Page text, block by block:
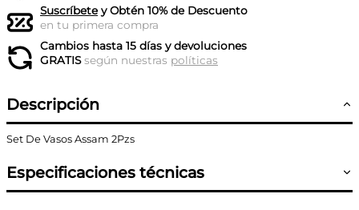
Suscríbetey Obtén 10% de Descuento
en tu primera compra
Cambios hasta 15 días y devoluciones
GRATISsegún nuestras políticas
Descripción
Set De Vasos Assam 2Pzs
Especificaciones técnicas